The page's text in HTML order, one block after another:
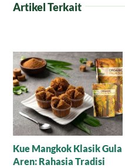
Artikel Terkait
Resep Nagasari Tape,
Peluang Bisnis